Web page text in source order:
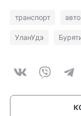
транспорт
УланУдэ